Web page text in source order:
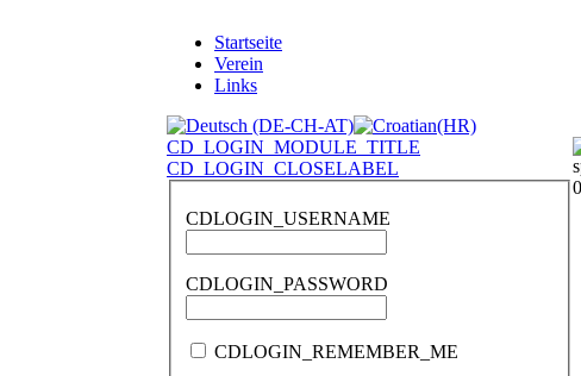
Startseite
Verein
Links
CD_LOGIN_MODULE_TITLE
CD_LOGIN_CLOSELABEL
CDLOGIN_USERNAME
CDLOGIN_PASSWORD
CDLOGIN_REMEMBER_ME